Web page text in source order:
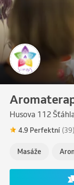
Husova 112
4.9 Perfektní (39)
Masáže